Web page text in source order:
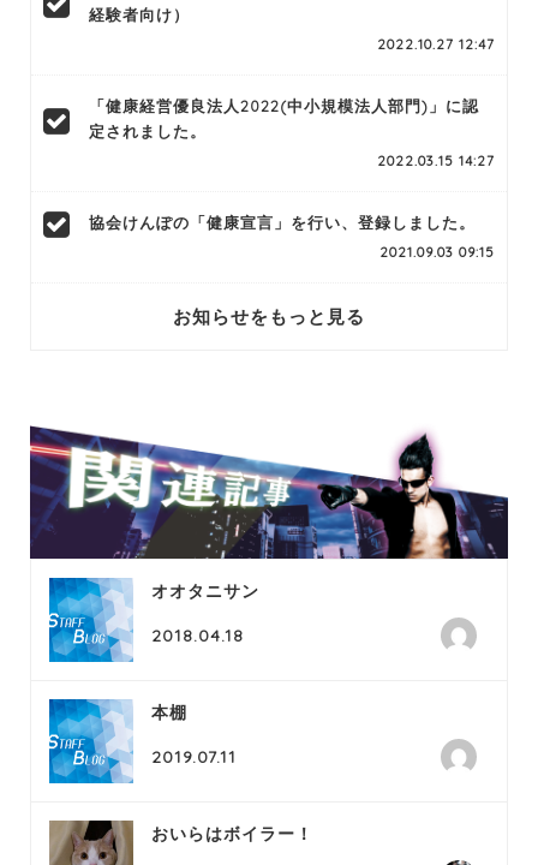
経験者向け）
2022.10.27 12:47
「健康経営優良法人2022(中小規模法人部門)」に認
定されました。
2022.03.15 14:27
協会けんぽの「健康宣言」を行い、登録しました。
2021.09.03 09:15
お知らせをもっと見る
オオタニサン
2018.04.18
本棚
2019.07.11
おいらはボイラー！